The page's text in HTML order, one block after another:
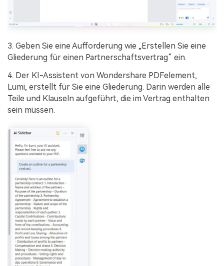
3. Geben Sie eine Aufforderung wie „Erstellen Sie eine
Gliederung für einen Partnerschaftsvertrag“ ein.
4. Der KI-Assistent von Wondershare PDFelement,
Lumi, erstellt für Sie eine Gliederung. Darin werden alle
Teile und Klauseln aufgeführt, die im Vertrag enthalten
sein müssen.